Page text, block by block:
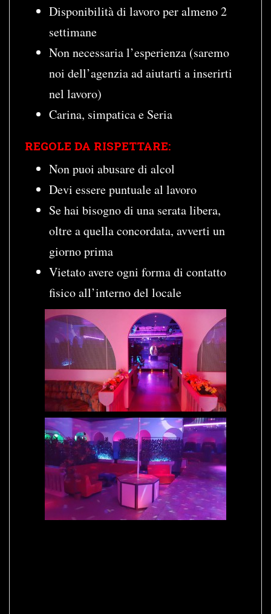
Disponibilità di lavoro per almeno 2
settimane
Non necessaria l’esperienza (saremo
noi dell’agenzia ad aiutarti a inserirti
nel lavoro)
Carina, simpatica e Seria
REGOLE DA RISPETTARE:
Non puoi abusare di alcol
Devi essere puntuale al lavoro
Se hai bisogno di una serata libera,
oltre a quella concordata, avverti un
giorno prima
Vietato avere ogni forma di contatto
fisico all’interno del locale